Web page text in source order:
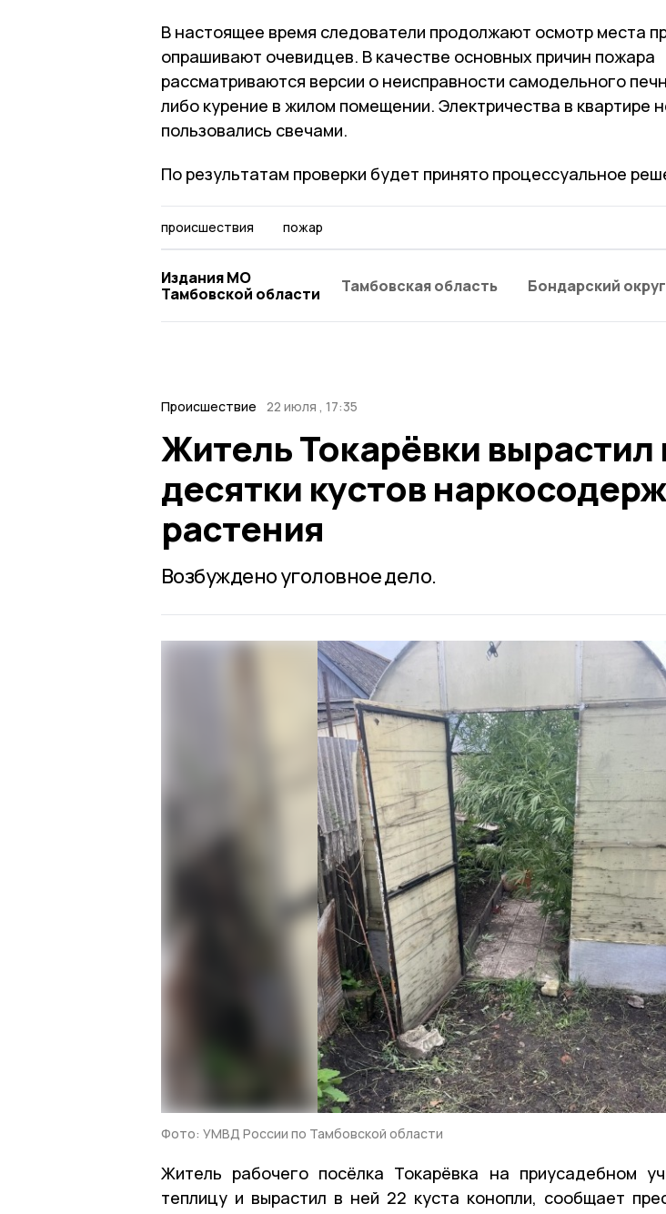
В настоящее время следователи продолжают осмотр места
опрашивают очевидцев. В качестве основных причин пожара
рассматриваются версии о неисправности самодельного
либо курение в жилом помещении. Электричества в квартире
пользовались свечами.
По результатам проверки будет принято процессуальное
происшествия пожар
Издания МО
Тамбовской области
Тамбовская область Бондарский округ
Происшествие 22 июля , 17:35
Житель Токарёвки вырастил
десятки кустов
растения
Возбуждено уголовное дело.
Фото: УМВД России по Тамбовской области
Житель рабочего посёлка Токарёвка на приусадебном
теплицу и вырастил в ней 22 куста конопли, сообщает